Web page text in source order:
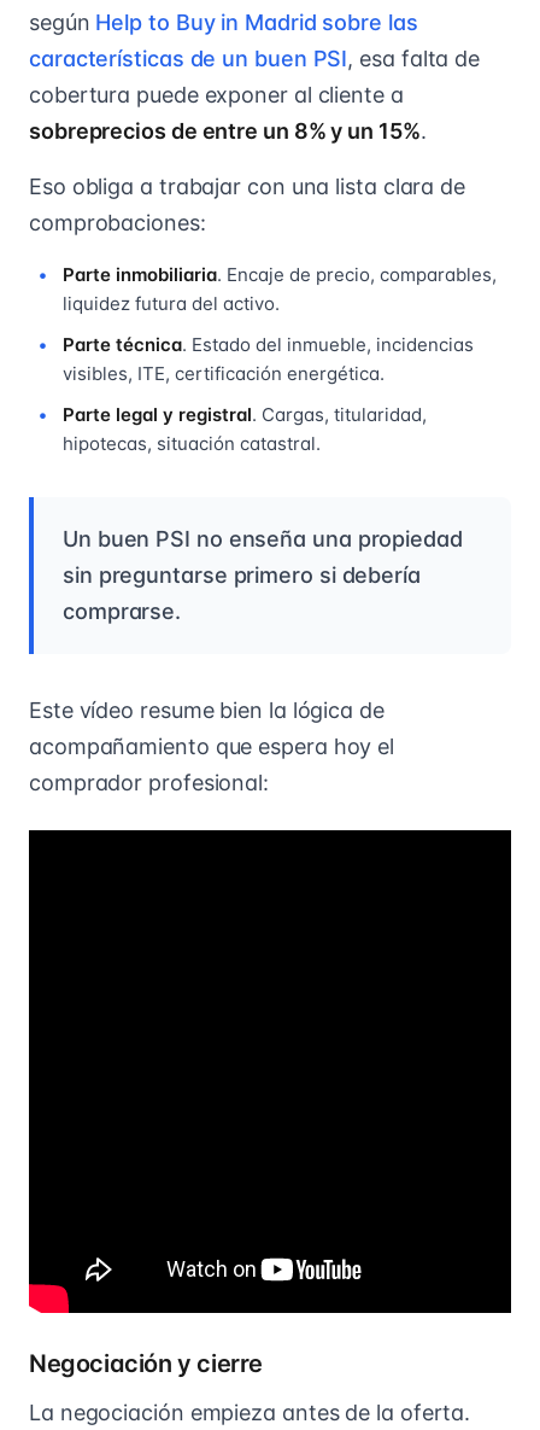
según Help to Buy in Madrid sobre las
características de un buen PSI, esa falta de
cobertura puede exponer al cliente a
sobreprecios de entre un 8% y un 15%.
Eso obliga a trabajar con una lista clara de
comprobaciones:
Parte inmobiliaria. Encaje de precio, comparables,
liquidez futura del activo.
Parte técnica. Estado del inmueble, incidencias
visibles, ITE, certificación energética.
Parte legal y registral. Cargas, titularidad,
hipotecas, situación catastral.
Un buen PSI no enseña una propiedad
sin preguntarse primero si debería
comprarse.
Este vídeo resume bien la lógica de
acompañamiento que espera hoy el
comprador profesional:
Negociación y cierre
La negociación empieza antes de la oferta.